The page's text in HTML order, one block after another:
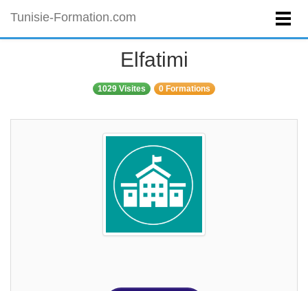
Tunisie-Formation.com
Elfatimi
1029 Visites 0 Formations